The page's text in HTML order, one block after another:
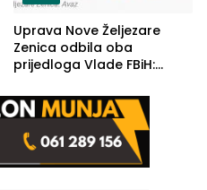
Uprava Nove Željezare
Zenica odbila oba
prijedloga Vlade FBiH:
rješenje